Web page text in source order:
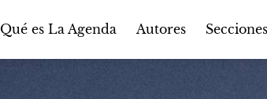
Qué es La Agenda Autores Secciones